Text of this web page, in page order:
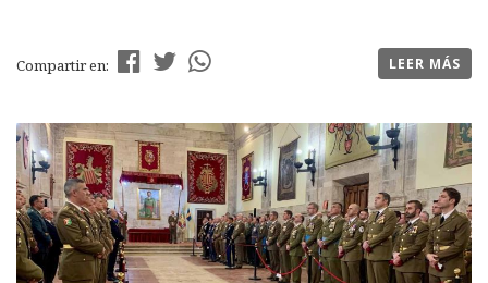
Compartir en: LEER MÁS